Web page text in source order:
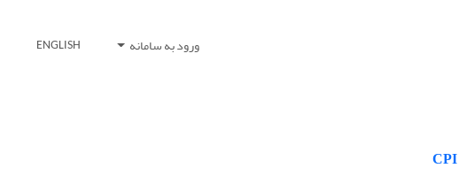
ورود به سامانه ENGLISH